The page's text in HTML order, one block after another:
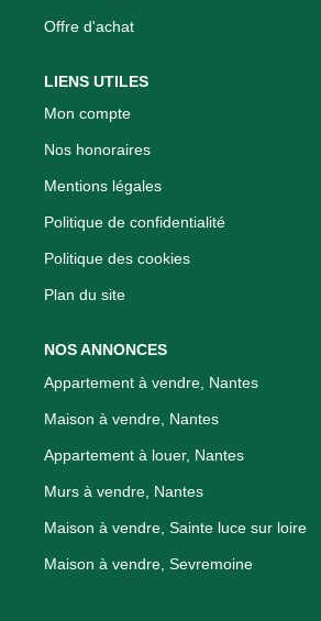
Offre d'achat
LIENS UTILES
Mon compte
Nos honoraires
Mentions légales
Politique de confidentialité
Politique des cookies
Plan du site
NOS ANNONCES
Appartement à vendre, Nantes
Maison à vendre, Nantes
Appartement à louer, Nantes
Murs à vendre, Nantes
Maison à vendre, Sainte luce sur loire
Maison à vendre, Sevremoine